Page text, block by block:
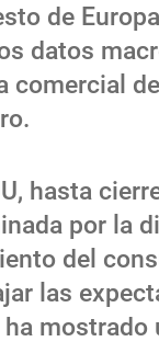
de
datos
comercial
hasta
por la
del
las
mostrado